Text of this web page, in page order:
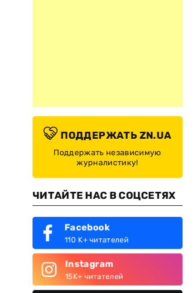
ПОДДЕРЖАТЬ ZN.UA
Поддержать независимую
журналистику!
ЧИТАЙТЕ НАС В СОЦСЕТЯХ
Facebook
110 K+ читателей
Instagram
15K+ читателей